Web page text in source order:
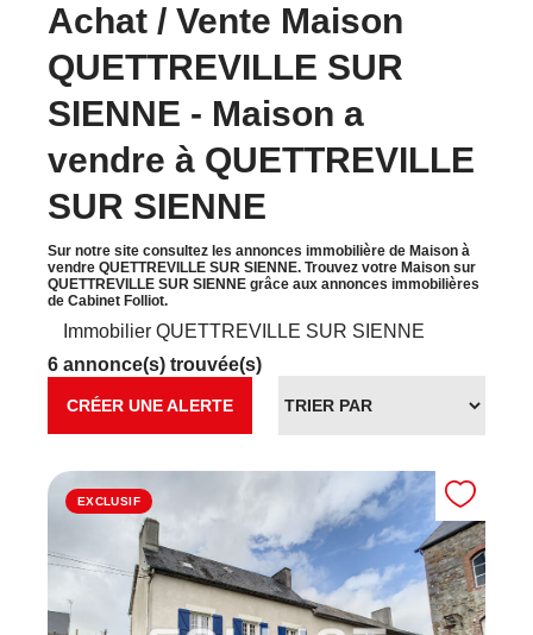
Achat / Vente Maison
QUETTREVILLE SUR
SIENNE - Maison a
vendre à QUETTREVILLE
SUR SIENNE
Sur notre site consultez les annonces immobilière de Maison à
vendre QUETTREVILLE SUR SIENNE. Trouvez votre Maison sur
QUETTREVILLE SUR SIENNE grâce aux annonces immobilières
de Cabinet Folliot.
Immobilier QUETTREVILLE SUR SIENNE
6 annonce(s) trouvée(s)
CRÉER UNE ALERTE
EXCLUSIF